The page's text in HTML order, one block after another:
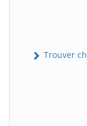
Trouver